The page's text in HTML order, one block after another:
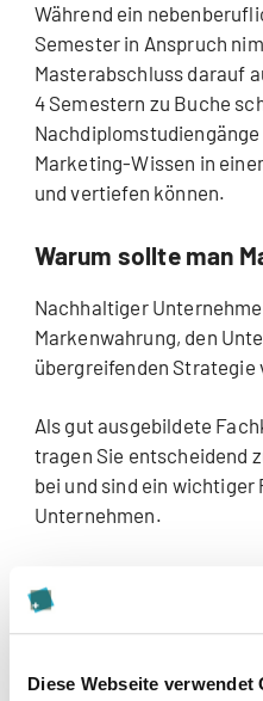
Diese Webseite verwendet
Während ein
Semester in Anspruch
Masterabschluss darauf
4 Semestern zu Buche
Nachdiplomstudiengänge
Marketing-Wissen in
und vertiefen können.
Warum sollte man
Nachhaltiger
Markenwahrung, den
übergreifenden Strategie
Als gut ausgebildete
tragen Sie entscheidend
bei und sind ein wichtiger
Unternehmen.
Karriereleiter von der
Fachverantwortung über
Geschäftsführers, der